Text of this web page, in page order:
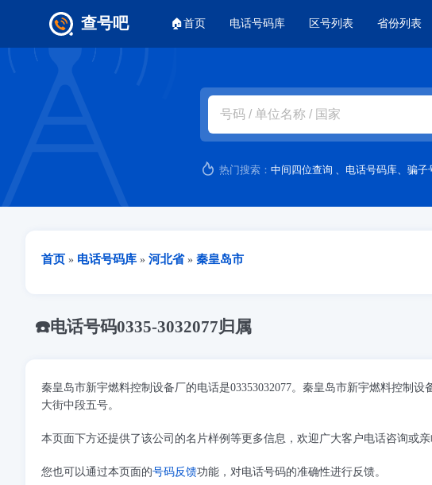
查号吧 🏠首页 电话号码库 区号列表 省份列表
热门搜索： 中间四位查询 、 电话号码库、 骗子
当前位置
首页 » 电话号码库 » 河北省 » 秦皇岛市
☎️电话号码0335-3032077归属
秦皇岛市新宇燃料控制设备厂的电话是03353032077。秦皇岛市新宇燃料控制
大街中段五号。
本页面下方还提供了该公司的名片样例等更多信息，欢迎广大客户电话咨询或亲
您也可以通过本页面的号码反馈功能，对电话号码的准确性进行反馈。